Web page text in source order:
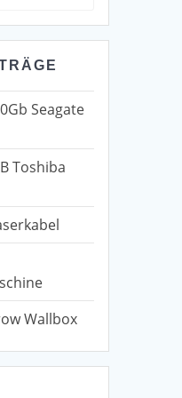
Seagate
Toshiba
Wallbox